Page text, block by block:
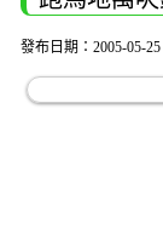
發布日期：2005-05-25